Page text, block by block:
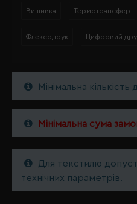
Вишивка Термотрансфер
Флексодрук Цифровий
Мінімальна
Мінімальна сума
Для текстилю
технічних параметрів.